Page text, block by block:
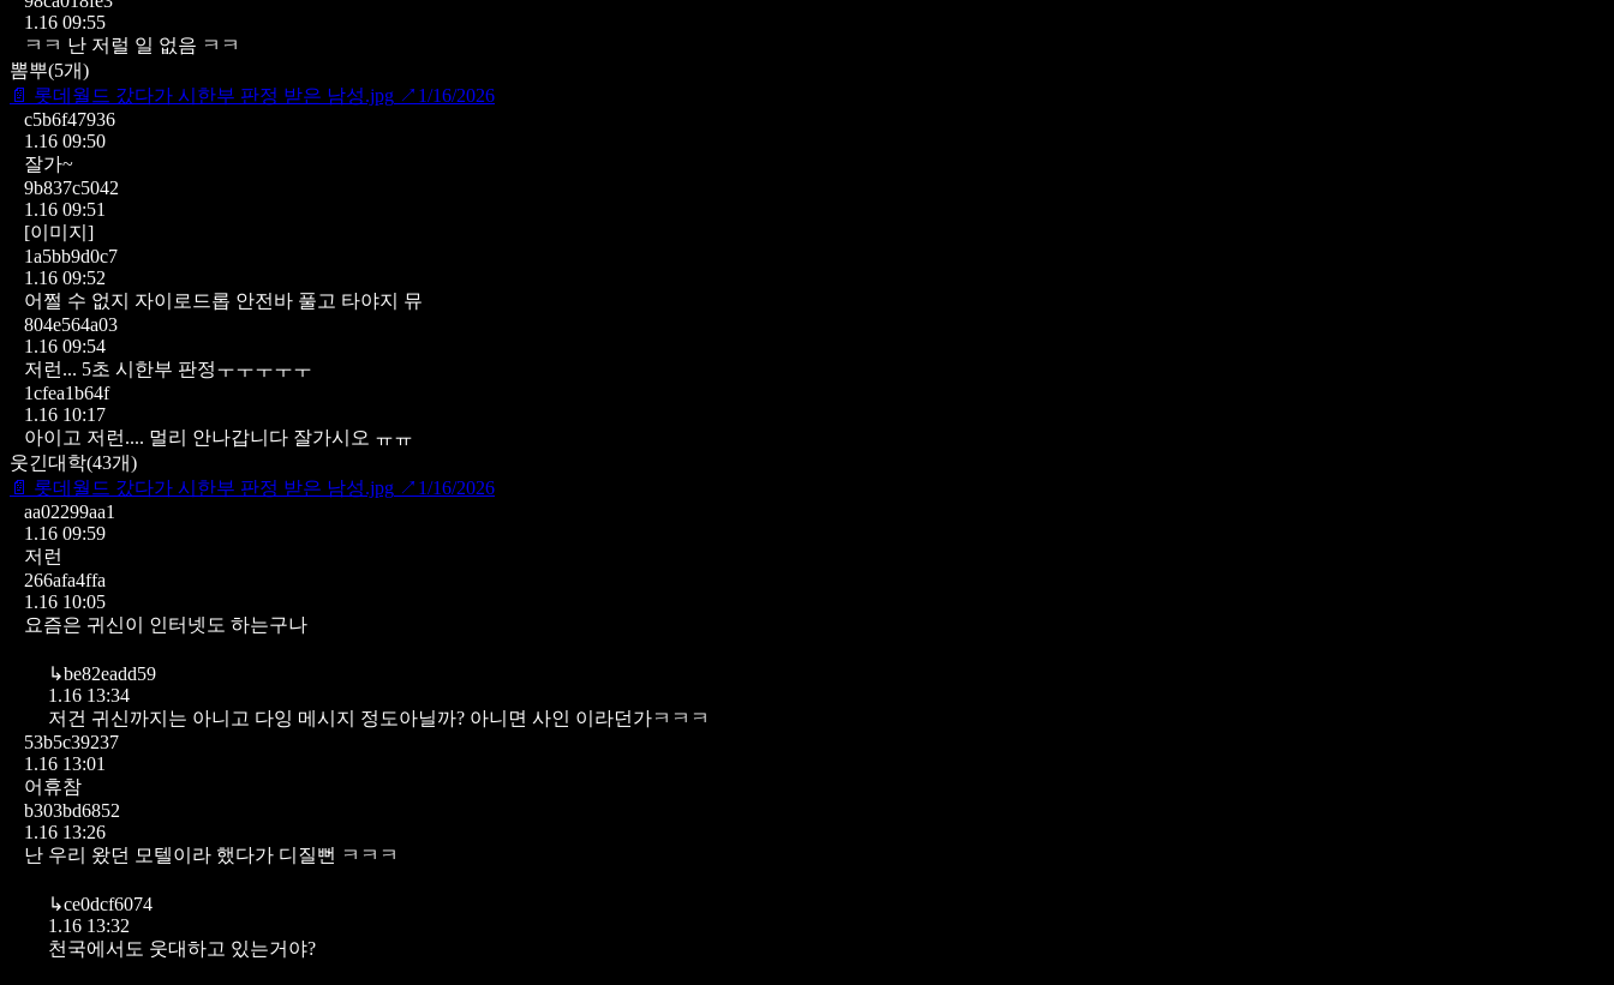
1.16 09:55
ㅋㅋ 난 저럴 일 없음 ㅋㅋ
뽐뿌(5개)
📄 롯데월드 갔다가 시한부 판정 받은 남성.jpg ↗ 1/16/2026
c5b6f47936
1.16 09:50
잘가~
9b837c5042
1.16 09:51
[이미지]
1a5bb9d0c7
1.16 09:52
어쩔 수 없지 자이로드롭 안전바 풀고 타야지 뮤
804e564a03
1.16 09:54
저런... 5초 시한부 판정ㅜㅜㅜㅜㅜ
1cfea1b64f
1.16 10:17
아이고 저런.... 멀리 안나갑니다 잘가시오 ㅠㅠ
웃긴대학(43개)
📄 롯데월드 갔다가 시한부 판정 받은 남성.jpg ↗ 1/16/2026
aa02299aa1
1.16 09:59
저런
266afa4ffa
1.16 10:05
요즘은 귀신이 인터넷도 하는구나
↳be82eadd59
1.16 13:34
저건 귀신까지는 아니고 다잉 메시지 정도아닐까? 아니면 사인 이라던가ㅋㅋㅋ
53b5c39237
1.16 13:01
어휴참
b303bd6852
1.16 13:26
난 우리 왔던 모텔이라 했다가 디질뻔 ㅋㅋㅋ
↳ce0dcf6074
1.16 13:32
천국에서도 웃대하고 있는거야?